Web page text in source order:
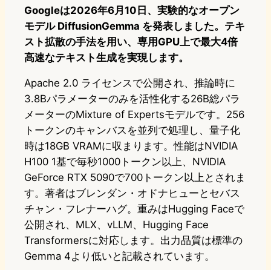
Googleは2026年6月10日、実験的なオープン
モデル DiffusionGemma を発表しました。テキ
スト拡散の手法を用い、専用GPU上で最大4倍
高速なテキスト生成を実現します。
Apache 2.0 ライセンスで公開され、推論時に
3.8Bパラメーターのみを活性化する26B総パラ
メーターのMixture of Expertsモデルです。256
トークンのキャンバスを並列で処理し、量子化
時は18GB VRAMに収まります。性能はNVIDIA
H100 1基で毎秒1000トークン以上、NVIDIA
GeForce RTX 5090で700トークン以上とされま
す。著者はブレンダン・オドナヒューとセバス
チャン・フレナーハグ。重みはHugging Faceで
公開され、MLX、vLLM、Hugging Face
Transformersに対応します。出力品質は標準の
Gemma 4より低いと記載されています。